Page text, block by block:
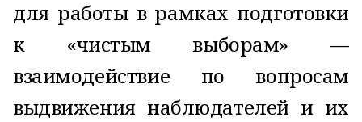
для работы в рамках подготовки
к «чистым выборам» —
взаимодействие по вопросам
выдвижения наблюдателей и их